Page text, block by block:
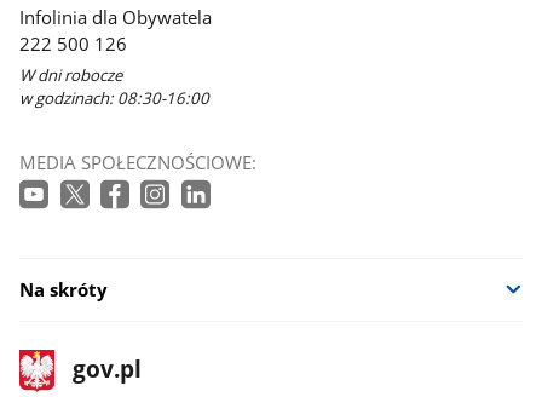
Infolinia dla Obywatela
222 500 126
W dni robocze
w godzinach: 08:30-16:00
MEDIA SPOŁECZNOŚCIOWE:
Na skróty
stopka
gov.pl
Strona
gov.pl